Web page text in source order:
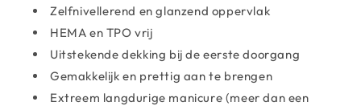
Zelfnivellerend en glanzend oppervlak
HEMA en TPO vrij
Uitstekende dekking bij de eerste doorgang
Gemakkelijk en prettig aan te brengen
Extreem langdurige manicure (meer dan een